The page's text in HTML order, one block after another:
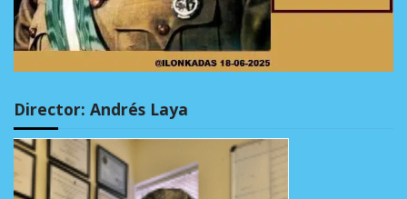
Director: Andrés Laya